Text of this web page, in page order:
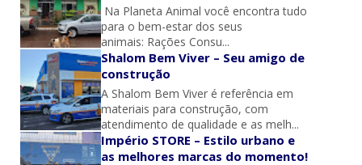
Na Planeta Animal você encontra tudo
para o bem-estar dos seus
animais: Rações Consu...
Shalom Bem Viver – Seu amigo de
construção
A Shalom Bem Viver é referência em
materiais para construção, com
atendimento de qualidade e as melh...
Império STORE – Estilo urbano e
as melhores marcas do momento!